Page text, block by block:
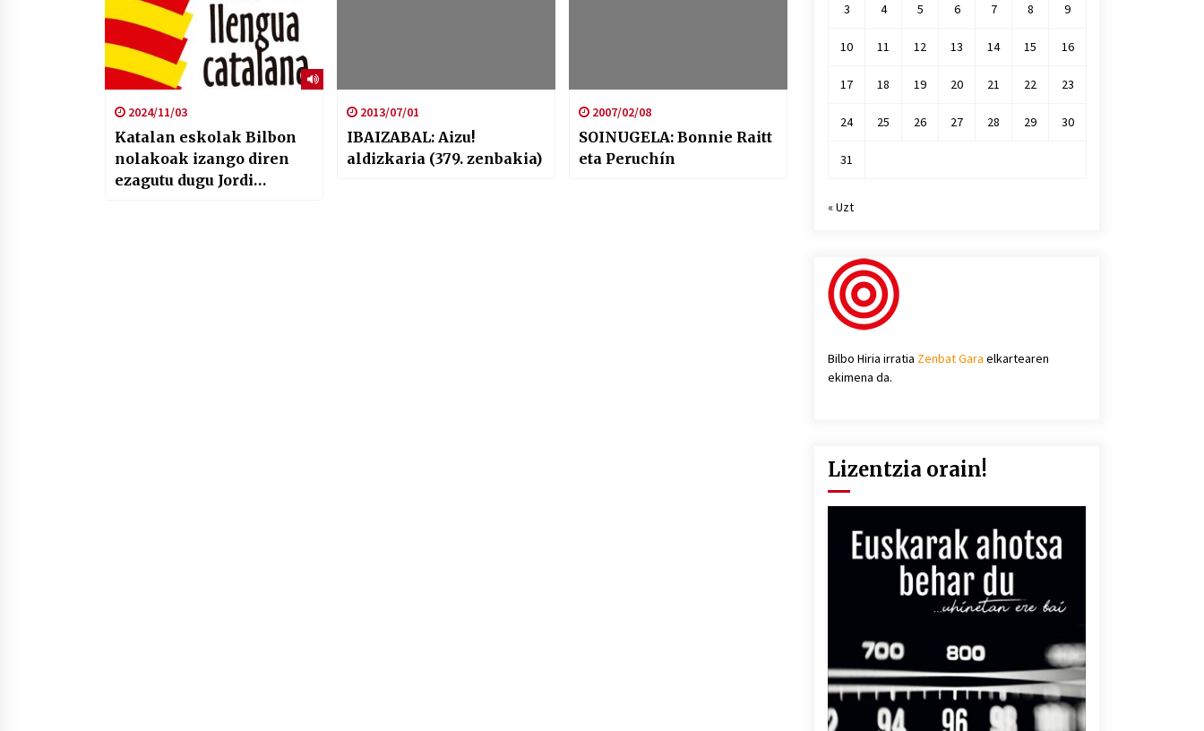
2024/11/03
Katalan eskolak Bilbon
nolakoak izango diren
ezagutu dugu Jordi
2013/07/01
IBAIZABAL: Aizu!
aldizkaria (379. zenbakia)
2007/02/08
SOINUGELA: Bonnie Raitt
eta Peruchín
3 4 5 6 7 8 9
10 11 12 13 14 15 16
17 18 19 20 21 22 23
24 25 26 27 28 29 30
31
« Uzt
Bilbo Hiria irratia Zenbat Gara elkartearen
ekimena da.
Lizentzia orain!